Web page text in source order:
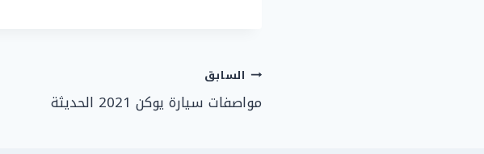
تصفّح
المقالات
السابق
مواصفات سيارة يوكن 2021 الحديثة